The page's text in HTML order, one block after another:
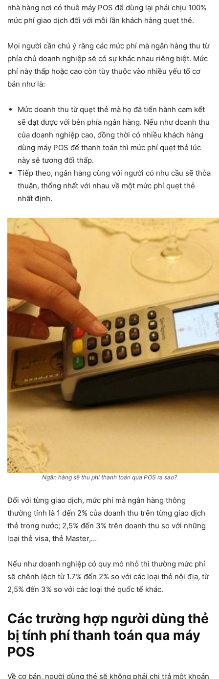
nhà hàng nơi có thuê máy POS để dùng lại phải chịu 100%
mức phí giao dịch đối với mỗi lần khách hàng quẹt thẻ.
Mọi người cần chú ý rằng các mức phí mà ngân hàng thu từ
phía chủ doanh nghiệp sẽ có sự khác nhau riêng biệt. Mức
phí này thấp hoặc cao còn tùy thuộc vào nhiều yếu tố cơ
bản như là:
Mức doanh thu từ quẹt thẻ mà họ đã tiến hành cam kết
sẽ đạt được với bên phía ngân hàng. Nếu như doanh thu
của doanh nghiệp cao, đồng thời có nhiều khách hàng
dùng máy POS để thanh toán thì mức phí quẹt thẻ lúc
này sẽ tương đối thấp.
Tiếp theo, ngân hàng cùng với người có nhu cầu sẽ thỏa
thuận, thống nhất với nhau về một mức phí quẹt thẻ
nhất định.
Ngân hàng sẽ thu phí thanh toán qua POS ra sao?
Đối với từng giao dịch, mức phí mà ngân hàng thông
thường tính là 1 đến 2% của doanh thu trên từng giao dịch
thẻ trong nước; 2,5% đến 3% trên doanh thu so với những
loại thẻ visa, thẻ Master,…
Nếu như doanh nghiệp có quy mô nhỏ thì thường mức phí
sẽ chênh lệch từ 1.7% đến 2% so với các loại thẻ nội địa, từ
2,5% đến 3% so với các loại thẻ quốc tế khác.
Các trường hợp người dùng thẻ
bị tính phí thanh toán qua máy
POS
Về cơ bản, người dùng thẻ sẽ không phải chi trả một khoản